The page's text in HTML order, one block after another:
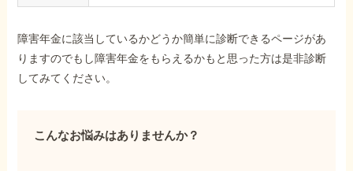
障害年金に該当しているかどうか簡単に診断できるページがあ
りますのでもし障害年金をもらえるかもと思った方は是非診断
してみてください。
こんなお悩みはありませんか？